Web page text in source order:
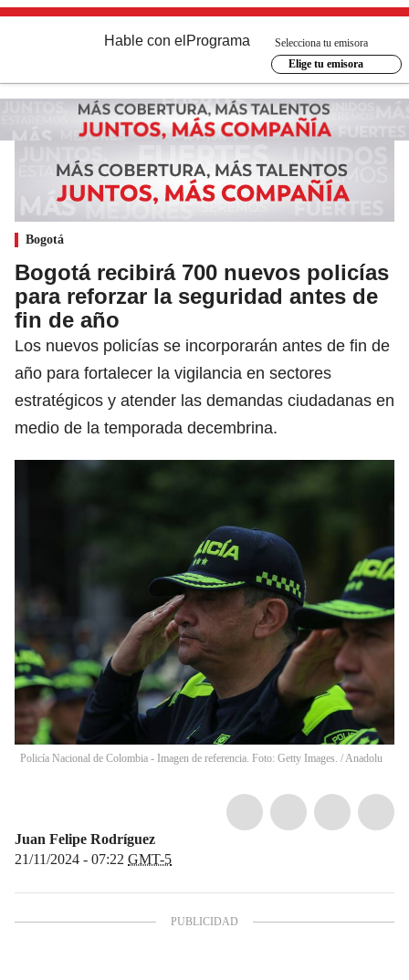
Hable con el Programa
Selecciona tu emisora
Elige tu emisora
Bogotá
Bogotá recibirá 700 nuevos policías
para reforzar la seguridad antes de
fin de año
Los nuevos policías se incorporarán antes de fin de
año para fortalecer la vigilancia en sectores
estratégicos y atender las demandas ciudadanas en
medio de la temporada decembrina.
Policía Nacional de Colombia - Imagen de referencia. Foto: Getty Images. /Anadolu
Juan Felipe Rodríguez
21/11/2024 - 07:22 GMT-5